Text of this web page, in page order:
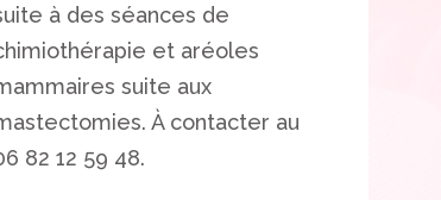
à des séances de
et aréoles
suite aux
À contacter au
82 12 59 48.